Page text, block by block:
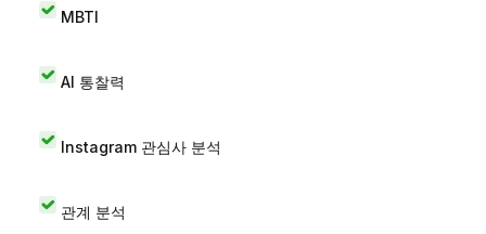
MBTI
AI 통찰력
Instagram 관심사 분석
관계 분석